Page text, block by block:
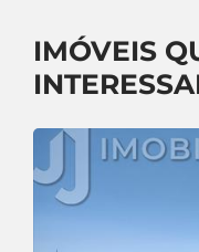
IMÓVEIS